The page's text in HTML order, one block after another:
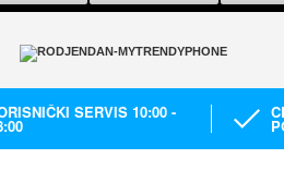
SERVIS 10:00 -